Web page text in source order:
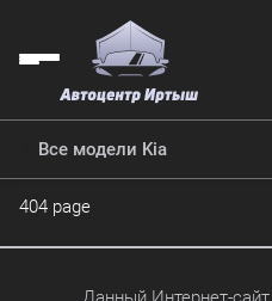
Все модели Kia
404 page